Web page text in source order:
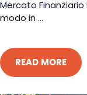
Mercato
modo in ...
READ MORE